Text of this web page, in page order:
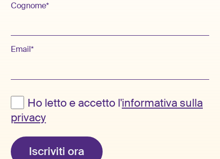
Cognome*
Email*
Ho letto e accetto l'informativa sulla
privacy
Iscriviti ora